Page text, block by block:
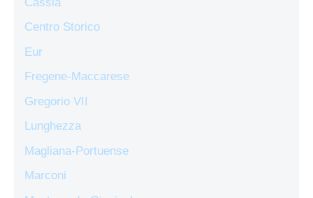
Centro Storico
Eur
Fregene-Maccarese
Gregorio VII
Lunghezza
Magliana-Portuense
Marconi